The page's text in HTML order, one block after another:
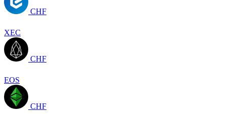
CHF
XEC
CHF
EOS
CHF